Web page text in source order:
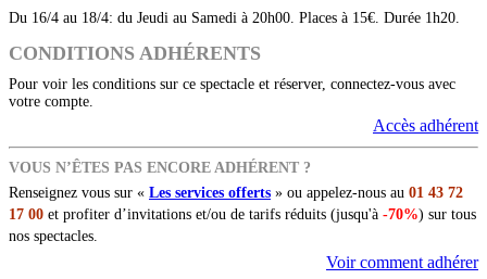
Du 16/4 au 18/4: du Jeudi au Samedi à 20h00. Places à 15€. Durée 1h20.
CONDITIONS ADHÉRENTS
Pour voir les conditions sur ce spectacle et réserver, connectez-vous avec
votre compte.
Accès adhérent
VOUS N’ÊTES PAS ENCORE ADHÉRENT ?
Renseignez vous sur « Les services offerts » ou appelez-nous au 01 43 72
17 00 et profiter d’invitations et/ou de tarifs réduits (jusqu'à -70%) sur tous
nos spectacles.
Voir comment adhérer